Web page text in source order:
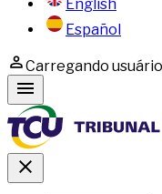
English
Español
Carregando